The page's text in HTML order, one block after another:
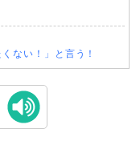
ない！」と言う！